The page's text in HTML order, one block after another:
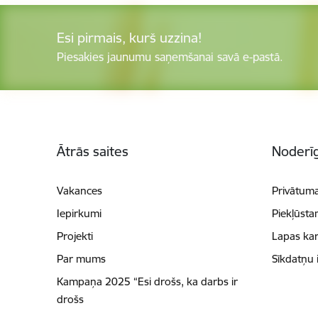
Esi pirmais, kurš uzzina!
Piesakies jaunumu saņemšanai savā e-pastā.
Ātrās saites
Vakances
Iepirkumi
Projekti
Par mums
Kampaņa 2025 “Esi drošs, ka darbs ir
drošs
Lapas
Sīkdatņu